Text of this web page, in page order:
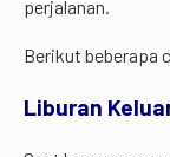
perjalanan.
Berikut beberapa
Liburan